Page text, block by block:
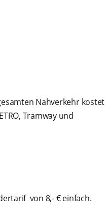
Nahverkehr kostet
Tramway und
von 8,- € einfach.